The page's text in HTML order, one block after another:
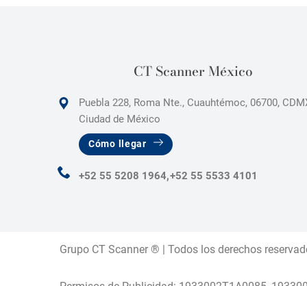
CT Scanner México
Puebla 228, Roma Nte., Cuauhtémoc, 06700,
Ciudad de México
Cómo llegar
+52 55 5208 1964,+52 55 5533 4101
Grupo CT Scanner ® | Todos los derechos